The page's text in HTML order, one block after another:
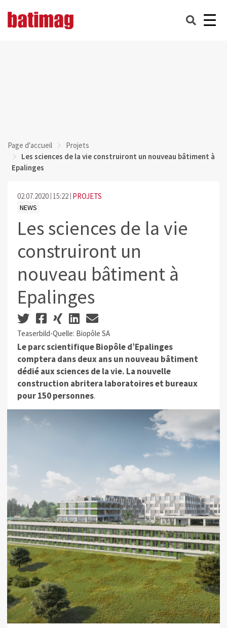
Page d'accueil
Projets
Les sciences de la vie construiront un nouveau bâtiment à
Epalinges
02.07.2020 15:22 PROJETS
NEWS
Les sciences de la vie
construiront un
nouveau bâtiment à
Epalinges
Teaserbild-Quelle: Biopôle SA
Le parc scientifique Biopôle d’Epalinges
comptera dans deux ans un nouveau bâtiment
dédié aux sciences de la vie. La nouvelle
construction abritera laboratoires et bureaux
pour 150 personnes.